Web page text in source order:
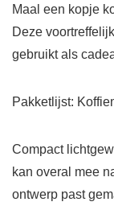
Maal een kopje
Deze
gebruikt als
Pakketlijst:
Compact
kan overal mee
ontwerp past